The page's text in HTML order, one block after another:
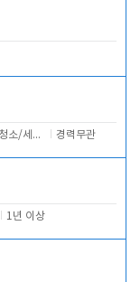
전반적인 청소/세탁업무 경력무관
1년 이상